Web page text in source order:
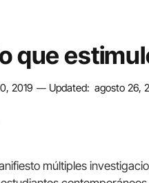
que
2019 Updated: agosto 26,
múltiples